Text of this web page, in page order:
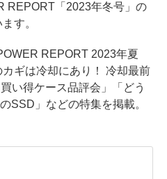
REPORT「2023年冬号」の
す。
REPORT 2023年夏
ギは冷却にあり！ 冷却最前
い得ケース品評会」「どう
SSD」などの特集を掲載。